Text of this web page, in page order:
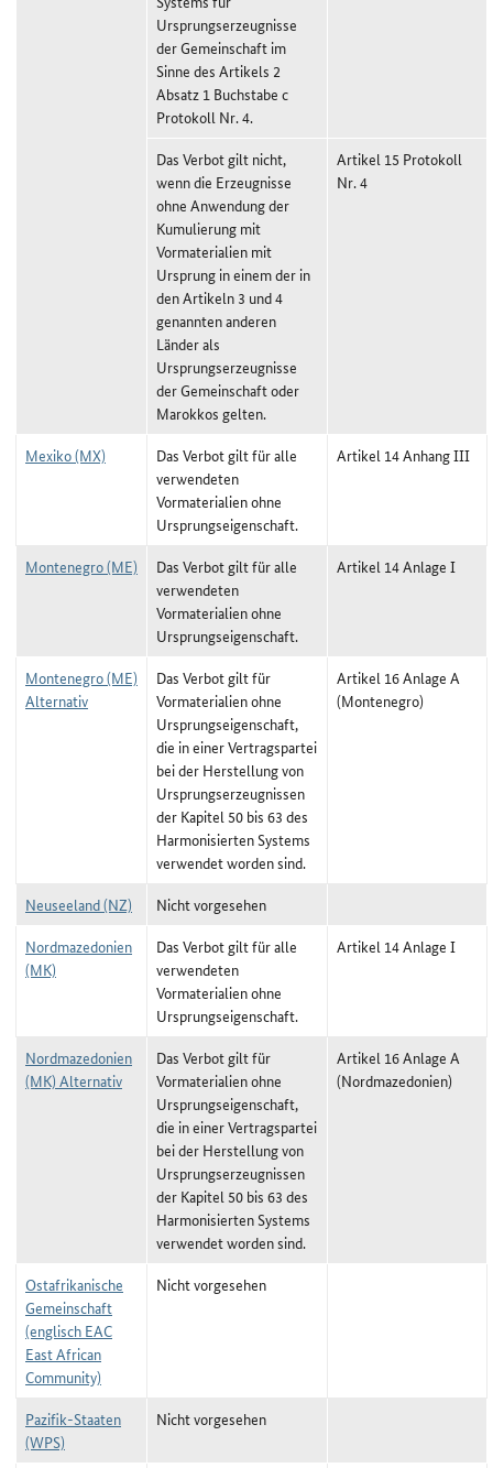
Ursprungserzeugnisse
der Gemeinschaft im
Sinne des Artikels 2
Absatz 1 Buchstabe c
Protokoll Nr. 4.
Das Verbot gilt nicht,
wenn die Erzeugnisse
ohne Anwendung der
Kumulierung mit
Vormaterialien mit
Ursprung in einem der in
den Artikeln 3 und 4
genannten anderen
Länder als
Ursprungserzeugnisse
der Gemeinschaft oder
Marokkos gelten.
Artikel 15 Protokoll
Nr. 4
Mexiko (MX)
Das Verbot gilt für alle
verwendeten
Vormaterialien ohne
Ursprungseigenschaft.
Artikel 14 Anhang III
Montenegro (ME)
Das Verbot gilt für alle
verwendeten
Vormaterialien ohne
Ursprungseigenschaft.
Artikel 14 Anlage I
Montenegro (ME)
Alternativ
Das Verbot gilt für
Vormaterialien ohne
Ursprungseigenschaft,
die in einer Vertragspartei
bei der Herstellung von
Ursprungserzeugnissen
der Kapitel 50 bis 63 des
Harmonisierten Systems
verwendet worden sind.
Artikel 16 Anlage A
(Montenegro)
Neuseeland (NZ)
Nicht vorgesehen
Nordmazedonien
(MK)
Das Verbot gilt für alle
verwendeten
Vormaterialien ohne
Ursprungseigenschaft.
Artikel 14 Anlage I
Nordmazedonien
(MK) Alternativ
Das Verbot gilt für
Vormaterialien ohne
Ursprungseigenschaft,
die in einer Vertragspartei
bei der Herstellung von
Ursprungserzeugnissen
der Kapitel 50 bis 63 des
Harmonisierten Systems
verwendet worden sind.
Artikel 16 Anlage A
(Nordmazedonien)
Ostafrikanische
Gemeinschaft
(englisch EAC
East African
Community)
Nicht vorgesehen
Pazifik-Staaten
(WPS)
Nicht vorgesehen